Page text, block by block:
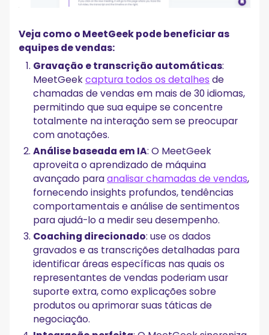
Veja como o MeetGeek pode beneficiar as
equipes de vendas:
Gravação e transcrição automáticas:
MeetGeekcaptura todos os detalhes de
chamadas de vendas em mais de 30 idiomas,
permitindo que sua equipe se concentre
totalmente na interação sem se preocupar
com anotações.
Análise baseada em IA: O MeetGeek
aproveita o aprendizado de máquina
avançado paraanalisar chamadas de vendas,
fornecendo insights profundos, tendências
comportamentais e análise de sentimentos
para ajudá-lo a medir seu desempenho.
Coaching direcionado: use os dados
gravados e as transcrições detalhadas para
identificar áreas específicas nas quais os
representantes de vendas poderiam usar
suporte extra, como explicações sobre
produtos ou aprimorar suas táticas de
negociação.